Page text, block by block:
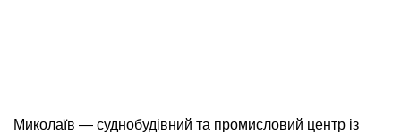
Миколаїв — суднобудівний та промисловий центр із